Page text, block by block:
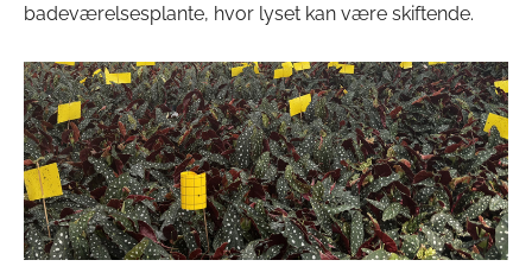
badeværelsesplante, hvor lyset kan være skiftende.